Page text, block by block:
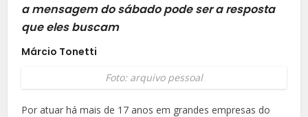
a mensagem do sábado pode ser a resposta
que eles buscam
Márcio Tonetti
Foto: arquivo pessoal
Por atuar há mais de 17 anos em grandes empresas do